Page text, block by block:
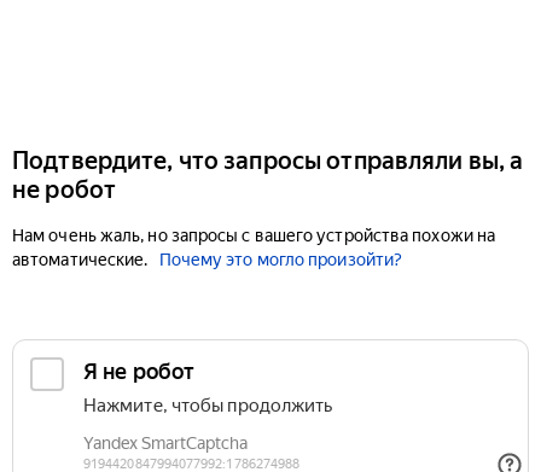
Подтвердите, что запросы отправляли вы, а
не робот
Нам очень жаль, но запросы с вашего устройства похожи на
автоматические.
Почему это могло произойти?